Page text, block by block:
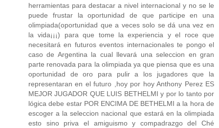
herramientas para destacar a nivel internacional y no se le
puede frustar la oportunidad de que participe en una
olimpiada(oportunidad que a veces solo se dá una vez en
la vida¡¡¡) para que tome la experiencia y el roce que
necesitará en futuros eventos internacionales te pongo el
caso de Argentina la cual llevará una seleccion en gran
parte renovada para la olimpiada ya que piensa que es una
oportunidad de oro para pulir a los jugadores que la
representaran en el futuro ,hoy por hoy Anthony Perez ES
MEJOR JUGADOR QUE LUIS BETHELMI y por lo tanto por
lógica debe estar POR ENCIMA DE BETHELMI a la hora de
escoger a la seleccion nacional que estará en la olimpiada
esto sino priva el amiguismo y compadrazgo del Ché